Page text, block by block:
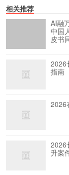
相关推荐
AI融
中国
皮书
2026
指南
2026
2026
升案